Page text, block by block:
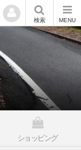
検索 MENU
ショッピング